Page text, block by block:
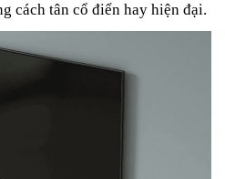
cách tân cổ điển hay hiện đại.